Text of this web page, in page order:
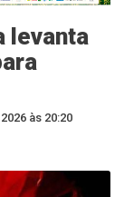
levanta
às 20:20